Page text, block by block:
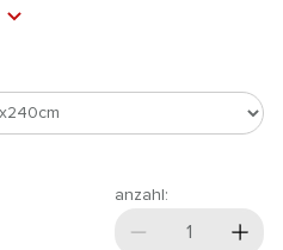
anzahl: